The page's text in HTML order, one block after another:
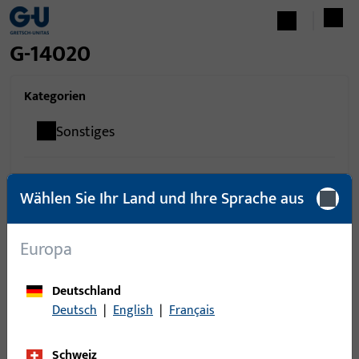
G-14020
Kategorien
Sonstiges
Artikel gefunden
Artikel
Wählen Sie Ihr Land und Ihre Sprache aus
Europa
Deutschland
Deutsch | English | Français